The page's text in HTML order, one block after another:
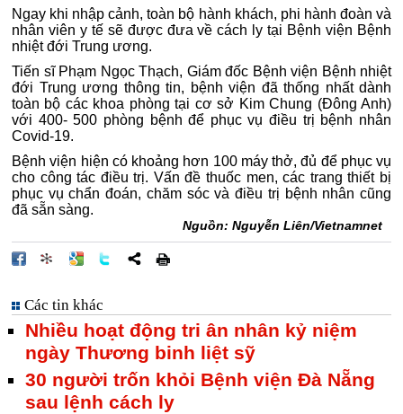
Ngay khi nhập cảnh, toàn bộ hành khách, phi hành đoàn và
nhân viên y tế sẽ được đưa về cách ly tại Bệnh viện Bệnh
nhiệt đới Trung ương.
Tiến sĩ Phạm Ngọc Thạch, Giám đốc Bệnh viện Bệnh nhiệt
đới Trung ương thông tin, bệnh viện đã thống nhất dành
toàn bộ các khoa phòng tại cơ sở Kim Chung (Đông Anh)
với 400- 500 phòng bệnh để phục vụ điều trị bệnh nhân
Covid-19.
Bệnh viện hiện có khoảng hơn 100 máy thở, đủ để phục vụ
cho công tác điều trị. Vấn đề thuốc men, các trang thiết bị
phục vụ chẩn đoán, chăm sóc và điều trị bệnh nhân cũng
đã sẵn sàng.
Nguồn: Nguyễn Liên/Vietnamnet
Các tin khác
Nhiều hoạt động tri ân nhân kỷ niệm
ngày Thương binh liệt sỹ
30 người trốn khỏi Bệnh viện Đà Nẵng
sau lệnh cách ly